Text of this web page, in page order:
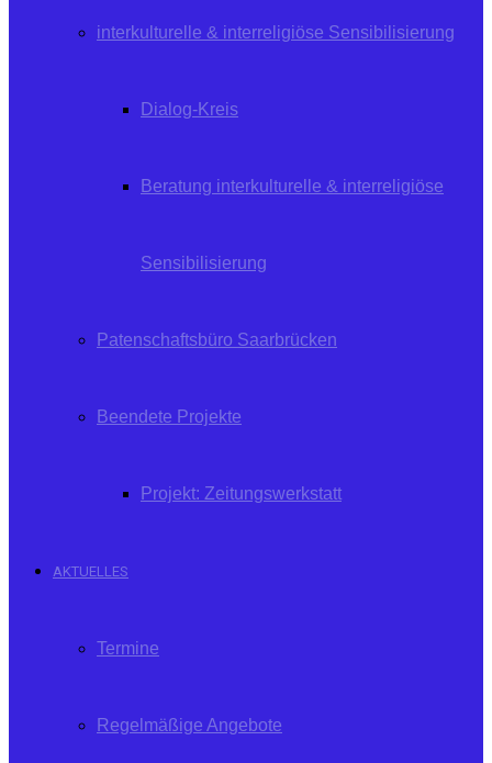
interkulturelle & interreligiöse Sensibilisierung
Dialog-Kreis
Beratung interkulturelle & interreligiöse
Sensibilisierung
Patenschaftsbüro Saarbrücken
Beendete Projekte
Projekt: Zeitungswerkstatt
AKTUELLES
Termine
Regelmäßige Angebote